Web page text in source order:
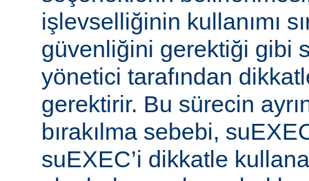
işlevselliğinin kullanımı
güvenliğini gerektiği gibi
yönetici tarafından
gerektirir. Bu sürecin
bırakılma sebebi,
suEXEC’i dikkatle